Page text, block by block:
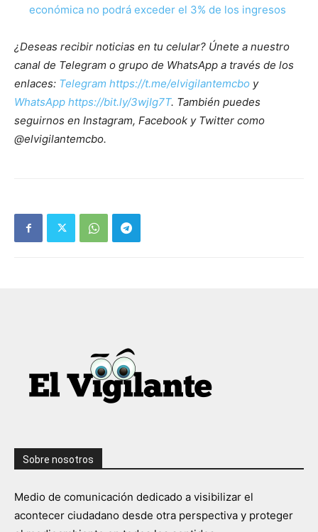
económica no podrá exceder el 3% de los ingresos
¿Deseas recibir noticias en tu celular? Únete a nuestro
canal de Telegram o grupo de WhatsApp a través de los
enlaces: Telegram https://t.me/elvigilantemcbo y
WhatsApp https://bit.ly/3wjIg7T. También puedes
seguirnos en Instagram, Facebook y Twitter como
@elvigilantemcbo.
Sobre nosotros
Medio de comunicación dedicado a visibilizar el
acontecer ciudadano desde otra perspectiva y proteger